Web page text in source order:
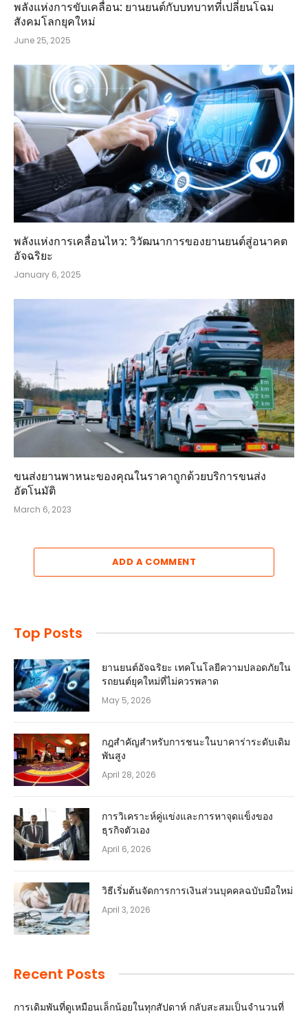
พลังแห่งการขับเคลื่อน: ยานยนต์กับบทบาทที่เปลี่ยนโฉม
สังคมโลกยุคใหม่
June 25, 2025
พลังแห่งการเคลื่อนไหว: วิวัฒนาการของยานยนต์สู่อนาคต
อัจฉริยะ
January 6, 2025
ขนส่งยานพาหนะของคุณในราคาถูกด้วยบริการขนส่ง
อัตโนมัติ
March 6, 2023
ADD A COMMENT
Top Posts
ยานยนต์อัจฉริยะ เทคโนโลยีความปลอดภัยใน
รถยนต์ยุคใหม่ที่ไม่ควรพลาด
May 5, 2026
กฎสำคัญสำหรับการชนะในบาคาร่าระดับเดิม
พันสูง
April 28, 2026
การวิเคราะห์คู่แข่งและการหาจุดแข็งของ
ธุรกิจตัวเอง
April 6, 2026
วิธีเริ่มต้นจัดการการเงินส่วนบุคคลฉบับมือใหม่
April 3, 2026
Recent Posts
การเดิมพันที่ดูเหมือนเล็กน้อยในทุกสัปดาห์ กลับสะสมเป็นจำนวนที่